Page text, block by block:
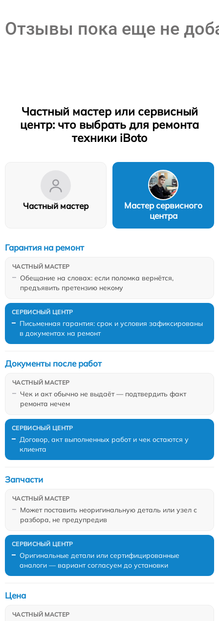
Отзывы пока еще не
Частный мастер или сервисный
центр: что выбрать для ремонта
техники iBoto
Частный мастер
Мастер сервисного
центра
Обещание на словах: если поломка вернётся,
предъявить претензию некому
Гарантия на ремонт
Письменная гарантия: срок и условия зафиксированы
в документах на ремонт
Чек и акт обычно не выдаёт — подтвердить факт
ремонта нечем
Документы после работ
Договор, акт выполненных работ и чек остаются у
клиента
Может поставить неоригинальную деталь или узел с
разбора, не предупредив
Запчасти
Оригинальные детали или сертифицированные
аналоги — вариант согласуем до установки
Цена